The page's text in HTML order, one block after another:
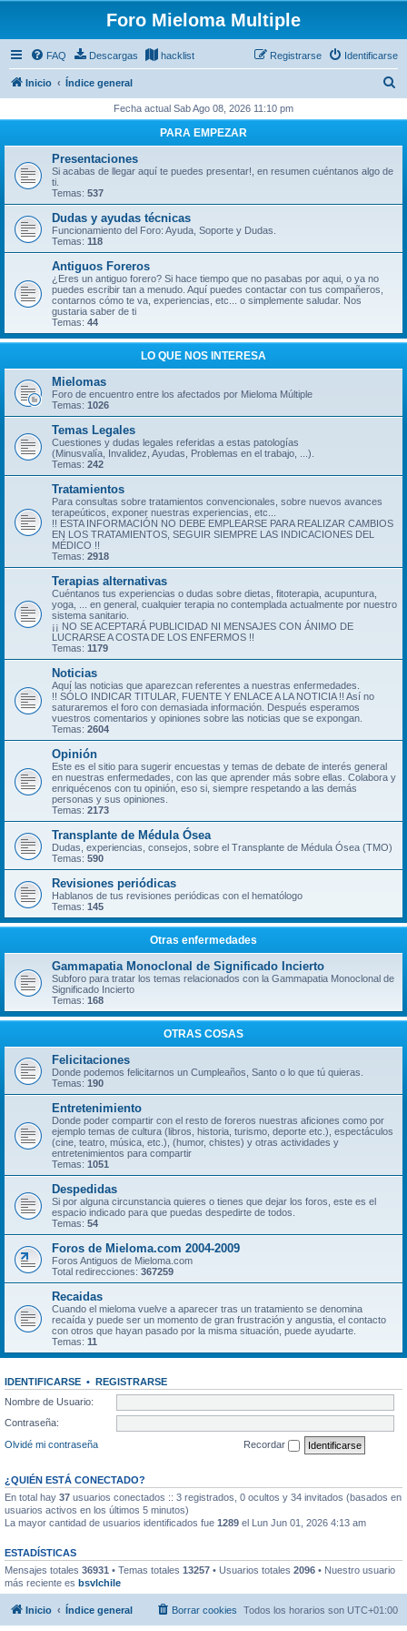
Foro Mieloma Multiple
FAQ Descargas hacklist Identificarse
Registrarse
Inicio Índice general
c
Fecha actual Sab Ago 08, 2026 11:10 pm
PARA EMPEZAR
Presentaciones
Si acabas de llegar aquí te puedes presentar!, en resumen cuéntanos algo de
ti.
Temas: 537
Dudas y ayudas técnicas
Funcionamiento del Foro: Ayuda, Soporte y Dudas.
Temas: 118
Antiguos Foreros
¿Eres un antiguo forero? Si hace tiempo que no pasabas por aqui, o ya no
puedes escribir tan a menudo. Aquí puedes contactar con tus compañeros,
contarnos cómo te va, experiencias, etc... o simplemente saludar. Nos
gustaria saber de ti
Temas: 44
LO QUE NOS INTERESA
Mielomas
Foro de encuentro entre los afectados por Mieloma Múltiple
Temas: 1026
Temas Legales
Cuestiones y dudas legales referidas a estas patologías
(Minusvalía, Invalidez, Ayudas, Problemas en el trabajo, ...).
Temas: 242
Tratamientos
Para consultas sobre tratamientos convencionales, sobre nuevos avances
terapeúticos, exponer nuestras experiencias, etc...
!! ESTA INFORMACIÓN NO DEBE EMPLEARSE PARA REALIZAR CAMBIOS
EN LOS TRATAMIENTOS, SEGUIR SIEMPRE LAS INDICACIONES DEL
MÉDICO !!
Temas: 2918
Terapias alternativas
Cuéntanos tus experiencias o dudas sobre dietas, fitoterapia, acupuntura,
yoga, ... en general, cualquier terapia no contemplada actualmente por nuestro
sistema sanitario.
¡¡ NO SE ACEPTARÁ PUBLICIDAD NI MENSAJES CON ÁNIMO DE
LUCRARSE A COSTA DE LOS ENFERMOS !!
Temas: 1179
Noticias
Aquí las noticias que aparezcan referentes a nuestras enfermedades.
!! SÓLO INDICAR TITULAR, FUENTE Y ENLACE A LA NOTICIA !! Así no
saturaremos el foro con demasiada información. Después esperamos
vuestros comentarios y opiniones sobre las noticias que se expongan.
Temas: 2604
Opinión
Este es el sitio para sugerir encuestas y temas de debate de interés general
en nuestras enfermedades, con las que aprender más sobre ellas. Colabora y
enriquécenos con tu opinión, eso si, siempre respetando a las demás
personas y sus opiniones.
Temas: 2173
Transplante de Médula Ósea
Dudas, experiencias, consejos, sobre el Transplante de Médula Ósea (TMO)
Temas: 590
Revisiones periódicas
Hablanos de tus revisiones periódicas con el hematólogo
Temas: 145
Otras enfermedades
Gammapatia Monoclonal de Significado Incierto
Subforo para tratar los temas relacionados con la Gammapatia Monoclonal de
Significado Incierto
Temas: 168
OTRAS COSAS
Felicitaciones
Donde podemos felicitarnos un Cumpleaños, Santo o lo que tú quieras.
Temas: 190
Entretenimiento
Donde poder compartir con el resto de foreros nuestras aficiones como por
ejemplo temas de cultura (libros, historia, turismo, deporte etc.), espectáculos
(cine, teatro, música, etc.), (humor, chistes) y otras actividades y
entretenimientos para compartir
Temas: 1051
Despedidas
Si por alguna circunstancia quieres o tienes que dejar los foros, este es el
espacio indicado para que puedas despedirte de todos.
Temas: 54
Foros de Mieloma.com 2004-2009
Foros Antiguos de Mieloma.com
Total redirecciones: 367259
Recaidas
Cuando el mieloma vuelve a aparecer tras un tratamiento se denomina
recaída y puede ser un momento de gran frustración y angustia, el contacto
con otros que hayan pasado por la misma situación, puede ayudarte.
Temas: 11
IDENTIFICARSE • REGISTRARSE
Nombre de Usuario:
Contraseña:
Olvidé mi contraseña
Recordar
¿QUIÉN ESTÁ CONECTADO?
En total hay 37 usuarios conectados :: 3 registrados, 0 ocultos y 34 invitados (basados en
usuarios activos en los últimos 5 minutos)
La mayor cantidad de usuarios identificados fue 1289 el Lun Jun 01, 2026 4:13 am
ESTADÍSTICAS
Mensajes totales 36931 • Temas totales 13257 • Usuarios totales 2096 • Nuestro usuario
más reciente es bsvlchile
Inicio Índice general Todos los horarios son UTC+01:00
Borrar cookies